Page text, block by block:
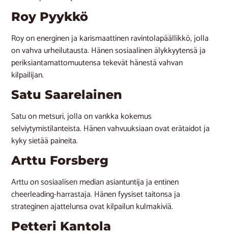
Roy Pyykkö
Roy on energinen ja karismaattinen ravintolapäällikkö, jolla
on vahva urheilutausta. Hänen sosiaalinen älykkyytensä ja
periksiantamattomuutensa tekevät hänestä vahvan
kilpailijan.
Satu Saarelainen
Satu on metsuri, jolla on vankka kokemus
selviytymistilanteista. Hänen vahvuuksiaan ovat erätaidot ja
kyky sietää paineita.
Arttu Forsberg
Arttu on sosiaalisen median asiantuntija ja entinen
cheerleading-harrastaja. Hänen fyysiset taitonsa ja
strateginen ajattelunsa ovat kilpailun kulmakiviä.
Petteri Kantola